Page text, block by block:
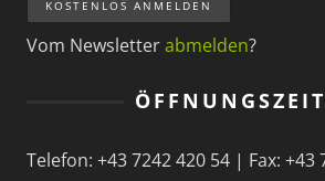
Vom Newsletterabmelden?
Telefon: +43 7242 420 54 | Fax: +43